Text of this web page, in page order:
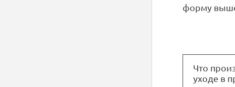
форму
Что
уходе в